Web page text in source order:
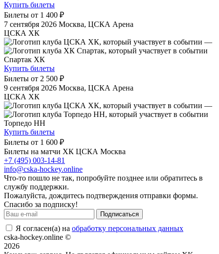
Купить билеты
Билеты от 1 400 ₽
7 сентября 2026 Москва, ЦСКА Арена
ЦСКА ХК
—
Спартак ХК
Купить билеты
Билеты от 2 500 ₽
9 сентября 2026 Москва, ЦСКА Арена
ЦСКА ХК
—
Торпедо НН
Купить билеты
Билеты от 1 600 ₽
Билеты на матчи ХК ЦСКА Москва
+7 (495) 003-14-81
info@cska-hockey.online
Что-то пошло не так, попробуйте позднее или обратитесь в
службу поддержки.
Пожалуйста, дождитесь подтверждения отправки формы.
Спасибо за подписку!
Подписаться
Я согласен(а) на обработку персональных данных
cska-hockey.online ©
2026